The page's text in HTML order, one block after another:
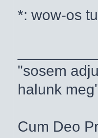
*: wow-os
"sosem
halunk
Cum Deo